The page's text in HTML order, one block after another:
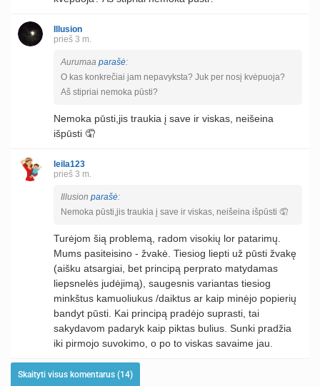
Illusion
prieš 3 m.
Aurumaa parašė:
O kas konkrečiai jam nepavyksta? Juk per nosį kvėpuoja?
Aš stipriai nemoka pūsti?
Nemoka pūsti,jis traukia į save ir viskas, neišeina
išpūsti 🤦
leila123
prieš 3 m.
Illusion parašė:
Nemoka pūsti,jis traukia į save ir viskas, neišeina išpūsti 🤦
Turėjom šią problemą, radom visokių lor patarimų.
Mums pasiteisino - žvakė. Tiesiog liepti už pūsti žvakę
(aišku atsargiai, bet principą perprato matydamas
liepsnelės judėjimą), saugesnis variantas tiesiog
minkštus kamuoliukus /daiktus ar kaip minėjo popierių
bandyt pūsti. Kai principą pradėjo suprasti, tai
sakydavom padaryk kaip piktas bulius. Sunki pradžia
iki pirmojo suvokimo, o po to viskas savaime jau.
Skaityti visus komentarus (14)